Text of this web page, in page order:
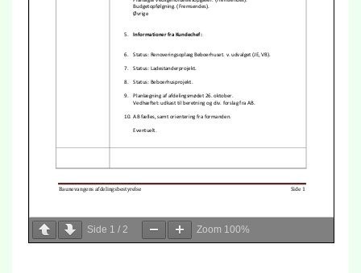
Side 1 / 2 Zoom 100%